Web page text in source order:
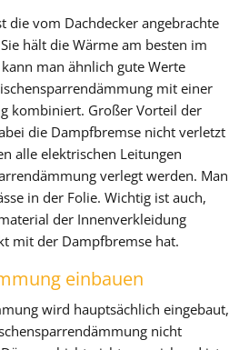
die vom Dachdecker angebrachte
hält die Wärme am besten im
man ähnlich gute Werte
mit einer
kombiniert. Großer Vorteil der
die Dampfbremse nicht verletzt
alle elektrischen Leitungen
verlegt werden. Man
in der Folie. Wichtig ist auch,
der Innenverkleidung
mit der Dampfbremse hat.
einbauen
wird hauptsächlich eingebaut,
nicht